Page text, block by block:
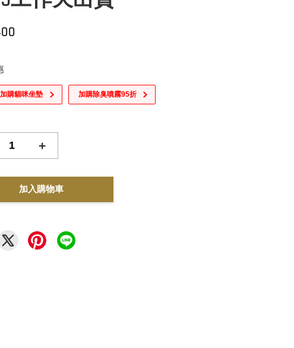
購貓咪坐墊 加購除臭噴霧95折
+
加入購物車